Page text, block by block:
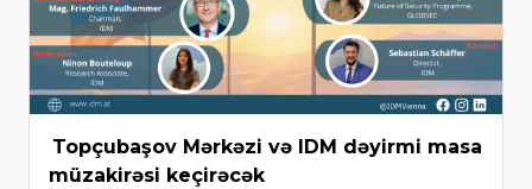
Topçubaşov Mərkəzi və IDM dəyirmi masa
müzakirəsi keçirəcək